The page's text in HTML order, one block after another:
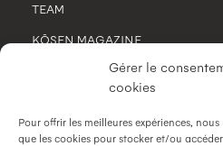
Gérer le
cookies
Pour offrir les meilleures expériences,
que les cookies pour stocker et/ou
TEAM
KŌSEN MAGAZINE
POLITIQUE DE